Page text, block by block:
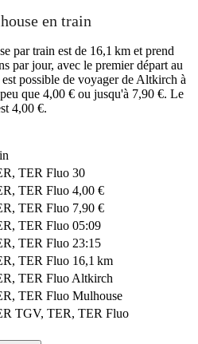
en train
par train est de 16,1 km et prend
par jour, avec le premier départ au
possible de voyager de Altkirch à
que 4,00 € ou jusqu'à 7,90 €. Le
4,00 €.
TER Fluo 30
TER Fluo 4,00 €
TER Fluo 7,90 €
TER Fluo 05:09
TER Fluo 23:15
TER Fluo 16,1 km
TER Fluo Altkirch
TER Fluo Mulhouse
TGV, TER, TER Fluo
© CARTO, ©OpenStreetMapcontributors